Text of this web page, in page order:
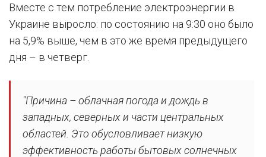
Вместе с тем потребление электроэнергии в
Украине выросло: по состоянию на 9:30 оно было
на 5,9% выше, чем в это же время предыдущего
дня – в четверг.
"Причина – облачная погода и дождь в
западных, северных и части центральных
областей. Это обусловливает низкую
эффективность работы бытовых солнечных